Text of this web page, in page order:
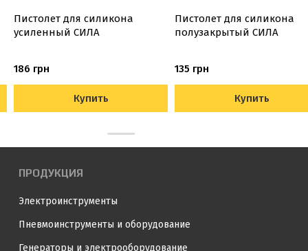
Пистолет для силикона
усиленный СИЛА
186 грн
Купить
Пистолет для силикона
полузакрытый СИЛА
135 грн
Купить
ПРОДУКЦИЯ
Электроинструменты
Пневмоинструменты и оборудование
Генераторы и электрооборудование